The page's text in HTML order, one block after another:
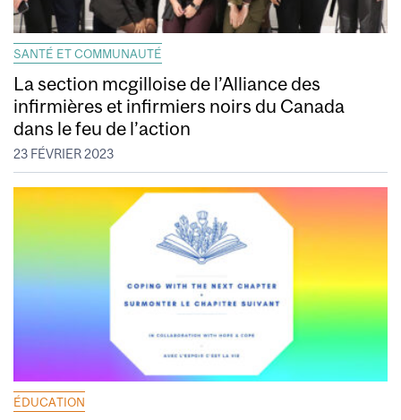
SANTÉ ET COMMUNAUTÉ
La section mcgilloise de l’Alliance des
infirmières et infirmiers noirs du Canada
dans le feu de l’action
23 FÉVRIER 2023
ÉDUCATION